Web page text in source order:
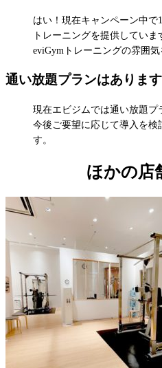
はい！現在キャンペーン中で
トレーニングを提供していま
eviGymトレーニングの雰囲気
通い放題プランはありま
現在エビジムでは通い放題プ
今後ご要望に応じて導入を検
す。
ほかの店